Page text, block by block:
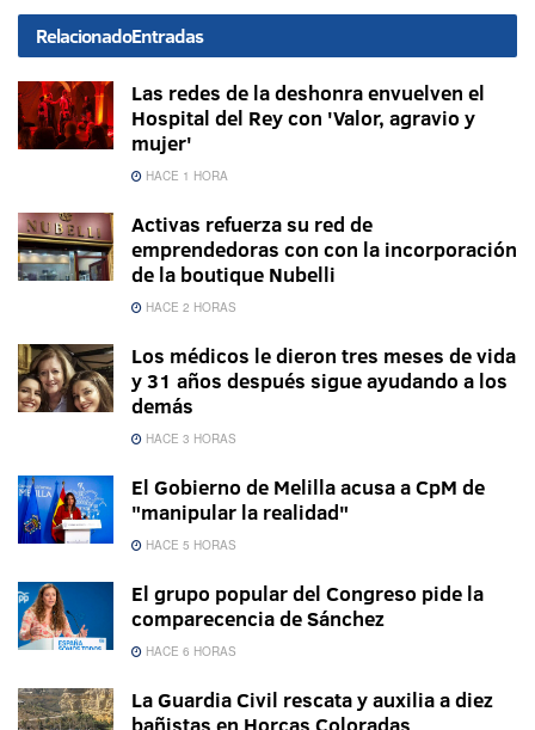
RelacionadoEntradas
Las redes de la deshonra envuelven el
Hospital del Rey con 'Valor, agravio y
mujer'
HACE 1 HORA
Activas refuerza su red de
emprendedoras con con la incorporación
de la boutique Nubelli
HACE 2 HORAS
Los médicos le dieron tres meses de vida
y 31 años después sigue ayudando a los
demás
HACE 3 HORAS
El Gobierno de Melilla acusa a CpM de
"manipular la realidad"
HACE 5 HORAS
El grupo popular del Congreso pide la
comparecencia de Sánchez
HACE 6 HORAS
La Guardia Civil rescata y auxilia a diez